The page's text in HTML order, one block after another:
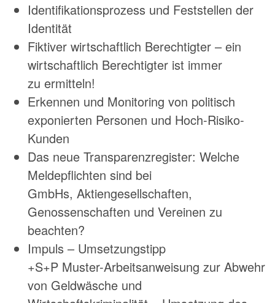
Identifikationsprozess und Feststellen der
Identität
Fiktiver wirtschaftlich Berechtigter – ein
wirtschaftlich Berechtigter ist immer
zu ermitteln!
Erkennen und Monitoring von politisch
exponierten Personen und Hoch-Risiko-
Kunden
Das neue Transparenzregister: Welche
Meldepflichten sind bei
GmbHs, Aktiengesellschaften,
Genossenschaften und Vereinen zu
beachten?
Impuls – Umsetzungstipp
+S+P Muster-Arbeitsanweisung zur Abwehr
von Geldwäsche und